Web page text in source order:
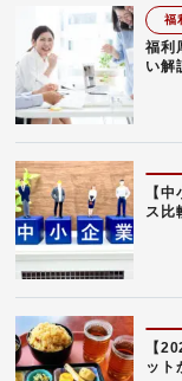
福
福利
い解
【
ス比
【
ット